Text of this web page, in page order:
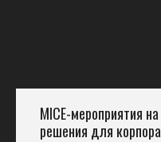
MICE-мероприятия
решения для